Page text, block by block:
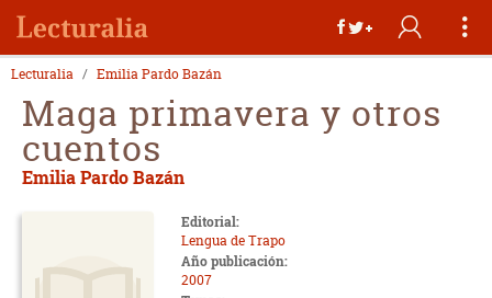
Lecturalia Emilia Pardo Bazán
Maga primavera y otros
cuentos
Emilia Pardo Bazán
Editorial:
Lengua de Trapo
Año publicación:
2007